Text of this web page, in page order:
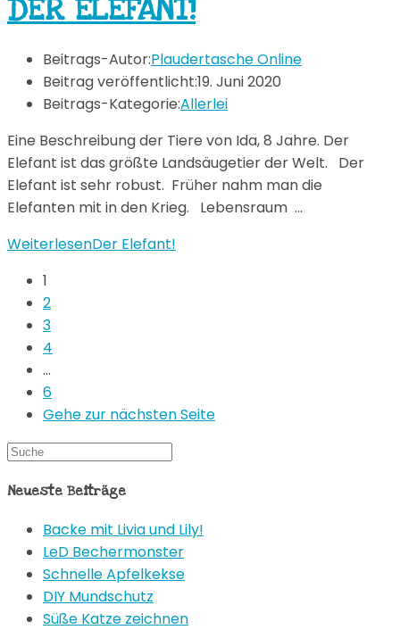
DER ELEFANT!
Beitrags-Autor:Plaudertasche Online
Beitrag veröffentlicht:19. Juni 2020
Beitrags-Kategorie:Allerlei
Eine Beschreibung der Tiere von Ida, 8 Jahre. Der
Elefant ist das größte Landsäugetier der Welt. Der
Elefant ist sehr robust. Früher nahm man die
Elefanten mit in den Krieg. Lebensraum …
WeiterlesenDer Elefant!
1
2
3
4
…
6
Gehe zur nächsten Seite
Neueste Beiträge
Backe mit Livia und Lily!
LeD Bechermonster
Schnelle Apfelkekse
DIY Mundschutz
Süße Katze zeichnen